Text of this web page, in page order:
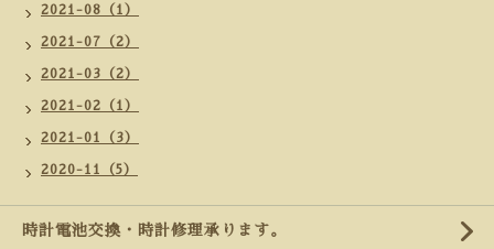
2021-08（1）
2021-07（2）
2021-03（2）
2021-02（1）
2021-01（3）
2020-11（5）
時計電池交換・時計修理承ります。